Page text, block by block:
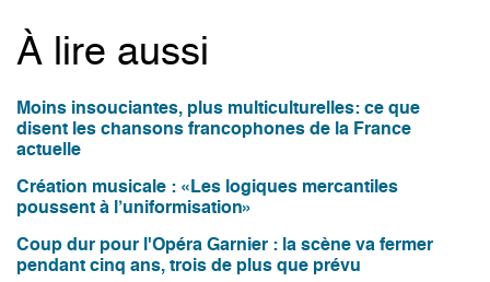
À lire aussi
Moins insouciantes, plus multiculturelles: ce que
disent les chansons francophones de la France
actuelle
Création musicale : «Les logiques mercantiles
poussent à l’uniformisation»
Coup dur pour l'Opéra Garnier : la scène va fermer
pendant cinq ans, trois de plus que prévu